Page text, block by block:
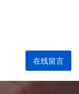
在线留言